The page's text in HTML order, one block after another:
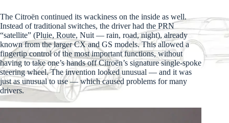
The Citroën continued its wackiness on the inside as well.
Instead of traditional switches, the driver had the PRN
“satellite” (Pluie, Route, Nuit — rain, road, night), already
known from the larger CX and GS models. This allowed a
fingertip control of the most important functions, without
having to take one’s hands off Citroën’s signature single-spoke
steering wheel. The invention looked unusual — and it was
just as unusual to use — which caused problems for many
drivers.